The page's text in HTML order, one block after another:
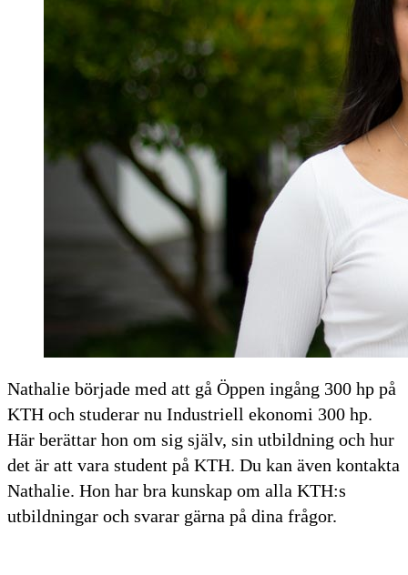
Nathalie började med att gå Öppen ingång 300 hp på
KTH och studerar nu Industriell ekonomi 300 hp.
Här berättar hon om sig själv, sin utbildning och hur
det är att vara student på KTH. Du kan även kontakta
Nathalie. Hon har bra kunskap om alla KTH:s
utbildningar och svarar gärna på dina frågor.